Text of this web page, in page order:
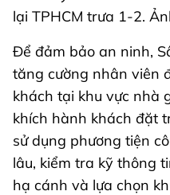
lại TPHCM trưa 1-2.
Để đảm bảo an ninh,
tăng cường nhân viên
khách tại khu vực nhà
khích hành khách đặt
sử dụng phương tiện
lâu, kiểm tra kỹ thông
hạ cánh và lựa chọn